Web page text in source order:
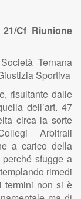
Cf Riunione
Ternana
Sportiva
risultante dalle
dell’art. 47
circa la sorte
Arbitrali
a carico della
sfugge a
rimedi
termini non si è